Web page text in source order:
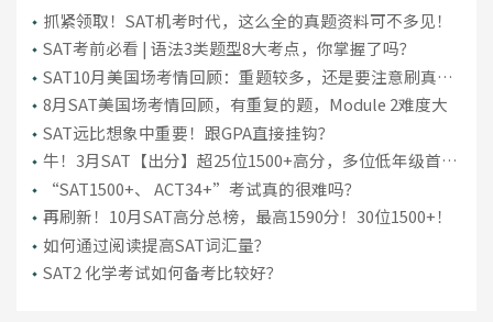
抓紧领取！SAT机考时代，这么全的真题资料可不多见！
SAT考前必看 | 语法3类题型8大考点，你掌握了吗？
SAT10月美国场考情回顾：重题较多，还是要注意刷真
题！
8月SAT美国场考情回顾，有重复的题，Module 2难度大
SAT远比想象中重要！跟GPA直接挂钩？
牛！3月SAT【出分】超25位1500+高分，多位低年级首考
“上岸”！
“SAT1500+、 ACT34+”考试真的很难吗？
再刷新！10月SAT高分总榜，最高1590分！30位1500+！
如何通过阅读提高SAT词汇量？
SAT2 化学考试如何备考比较好？